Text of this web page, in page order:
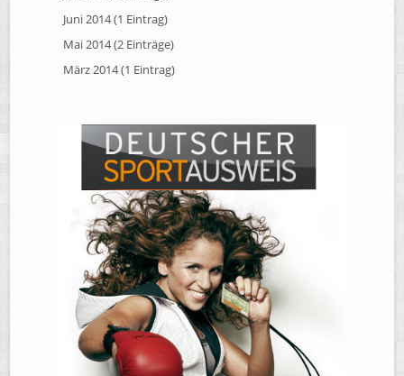
Juni 2014 (1 Eintrag)
Mai 2014 (2 Einträge)
März 2014 (1 Eintrag)